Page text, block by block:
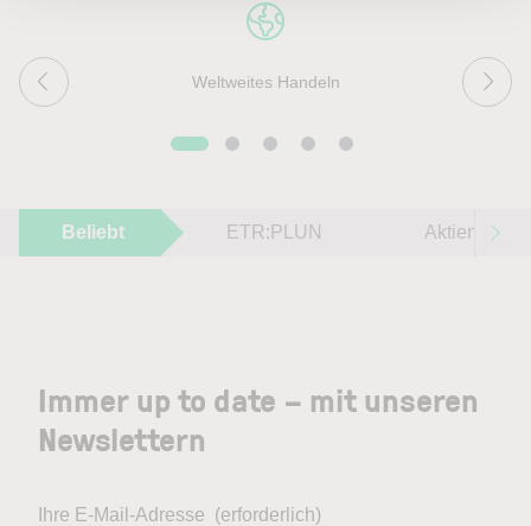
Weltweites Handeln
Beliebt ETR:PLUN Aktien im
Immer up to date – mit unseren
Newslettern
Ihre E-Mail-Adresse (erforderlich)